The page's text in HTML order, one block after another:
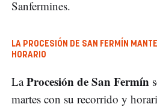
Sanfermines.
LA PROCESIÓN DE SAN FERMÍN
HORARIO
LaProcesión de San Fermín
martes con su recorrido y